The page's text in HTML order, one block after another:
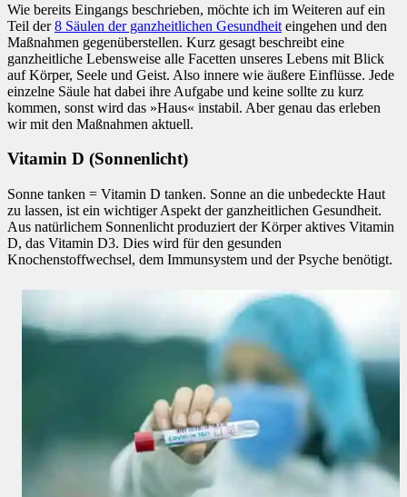
Wie bereits Eingangs beschrieben, möchte ich im Weiteren auf ein
Teil der8 Säulen der ganzheitlichen Gesundheit eingehen und den
Maßnahmen gegenüberstellen. Kurz gesagt beschreibt eine
ganzheitliche Lebensweise alle Facetten unseres Lebens mit Blick
auf Körper, Seele und Geist. Also innere wie äußere Einflüsse. Jede
einzelne Säule hat dabei ihre Aufgabe und keine sollte zu kurz
kommen, sonst wird das »Haus« instabil. Aber genau das erleben
wir mit den Maßnahmen aktuell.
Vitamin D (Sonnenlicht)
Sonne tanken = Vitamin D tanken. Sonne an die unbedeckte Haut
zu lassen, ist ein wichtiger Aspekt der ganzheitlichen Gesundheit.
Aus natürlichem Sonnenlicht produziert der Körper aktives Vitamin
D, das Vitamin D3. Dies wird für den gesunden
Knochenstoffwechsel, dem Immunsystem und der Psyche benötigt.